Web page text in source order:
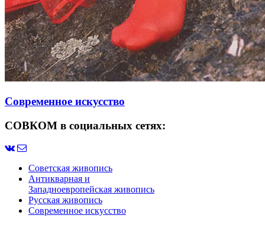
Современное искусство
СОВКОМ в социальных сетях:
Советская живопись
Антикварная и
Западноевропейская живопись
Русская живопись
Современное искусство